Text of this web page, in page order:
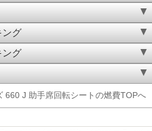
ング
ング
660 J 助手席回転シートの燃費TOPへ